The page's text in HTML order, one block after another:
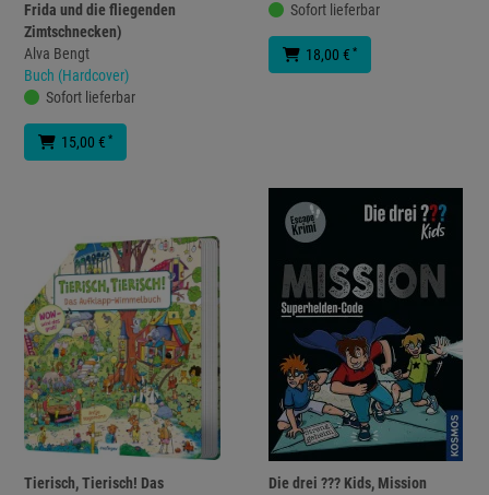
Frida und die fliegenden
Zimtschnecken)
Alva Bengt
Buch (Hardcover)
Sofort lieferbar
15,00 € *
Sofort lieferbar
18,00 € *
Tierisch, Tierisch! Das Die drei ??? Kids, Mission